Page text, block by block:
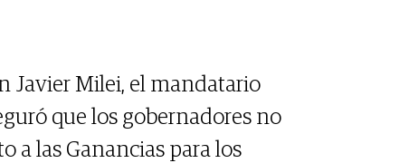
Javier Milei, el mandatario
que los gobernadores no
a las Ganancias para los